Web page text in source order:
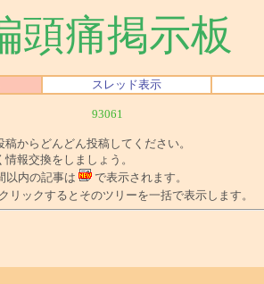
頭痛掲示板
スレッド表示
93061
稿からどんどん投稿してください。
情報交換をしましょう。
以内の記事は
で表示されます。
リックするとそのツリーを一括で表示します。